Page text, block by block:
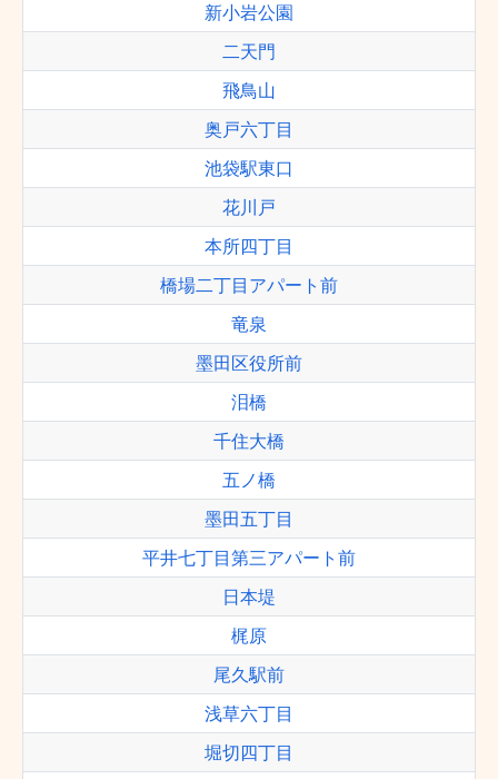
新小岩公園
二天門
飛鳥山
奥戸六丁目
池袋駅東口
花川戸
本所四丁目
橋場二丁目アパート前
竜泉
墨田区役所前
泪橋
千住大橋
五ノ橋
墨田五丁目
平井七丁目第三アパート前
日本堤
梶原
尾久駅前
浅草六丁目
堀切四丁目